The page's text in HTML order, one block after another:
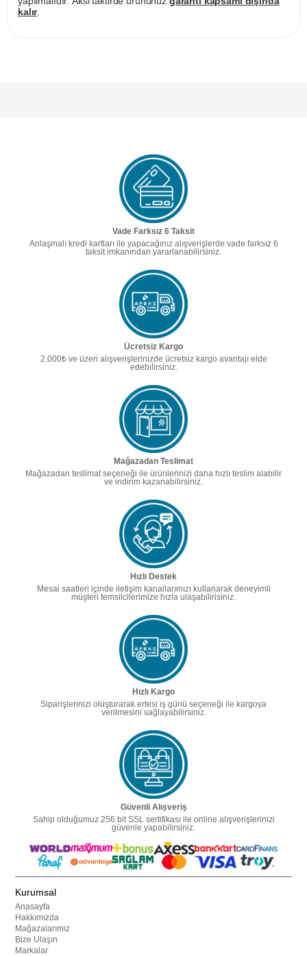
kalır.
Vade Farksız 6 Taksit
Anlaşmalı kredi kartları ile yapacağınız alışverişlerde vade farksız 6
taksit imkanından yararlanabilirsiniz.
Ücretsiz Kargo
2.000₺ ve üzeri alışverişlerinizde ücretsiz kargo avantajı elde
edebilirsiniz.
Mağazadan Teslimat
Mağazadan teslimat seçeneği ile ürünlerinizi daha hızlı teslim alabilir
ve indirim kazanabilirsiniz.
Hızlı Destek
Mesai saatleri içinde iletişim kanallarımızı kullanarak deneyimli
müşteri temsilcilerimize hızla ulaşabilirisiniz.
Hızlı Kargo
Siparişlerinizi oluşturarak ertesi iş günü seçeneği ile kargoya
verilmesini sağlayabilirsiniz.
Güvenli Alışveriş
Sahip olduğumuz 256 bit SSL sertifikası ile online alışverişlerinizi
güvenle yapabilirsiniz.
Kurumsal
Anasayfa
Hakkımızda
Mağazalarımız
Bize Ulaşın
Markalar